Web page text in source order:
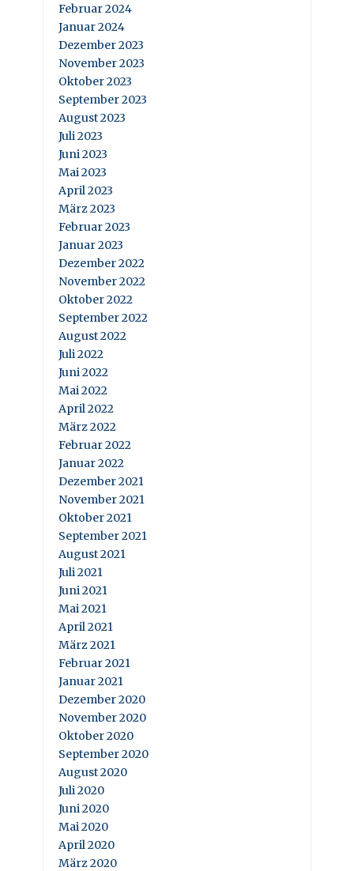
Februar 2024
Januar 2024
Dezember 2023
November 2023
Oktober 2023
September 2023
August 2023
Juli 2023
Juni 2023
Mai 2023
April 2023
März 2023
Februar 2023
Januar 2023
Dezember 2022
November 2022
Oktober 2022
September 2022
August 2022
Juli 2022
Juni 2022
Mai 2022
April 2022
März 2022
Februar 2022
Januar 2022
Dezember 2021
November 2021
Oktober 2021
September 2021
August 2021
Juli 2021
Juni 2021
Mai 2021
April 2021
März 2021
Februar 2021
Januar 2021
Dezember 2020
November 2020
Oktober 2020
September 2020
August 2020
Juli 2020
Juni 2020
Mai 2020
April 2020
März 2020